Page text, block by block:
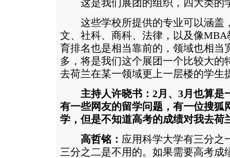
这是我们展团的组织，四大类的
这些学校所提供的专业可以涵盖
文、社科、商科、法律，以及像
育排名也是相当靠前的，领域也相当
多，将是我们这个展团一个比较大的
去荷兰在某一领域更上一层楼的学生
主持人许晓书：2月、3月也算是
有一些网友的留学问题，有一位搜狐
学，但是不知道高考的成绩对我去荷
高哲铭： 应用科学大学有三分之
三分之二是不用的。如果需要高考成